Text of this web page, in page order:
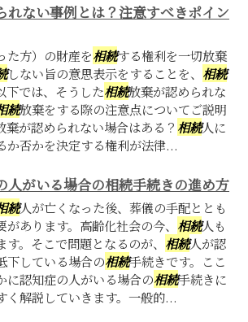
れない事例とは？注意すべきポイン
た方）の財産を相続する権利を一切放棄
しない旨の意思表示をすることを、 相続
下では、そうした相続放棄が認められな
続放棄をする際の注意点についてご説明
棄が認められない場合はある？ 相続人に
か否かを決定する権利が法律...
人がいる場合の相続手続きの進め方
続人が亡くなった後、葬儀の手配ととも
あります。高齢化社会の今、 相続人も
。そこで問題となるのが、 相続人が認
下している場合の相続手続きです。ここ
に認知症の人がいる場合の相続手続きに
く解説していきます。一般的...